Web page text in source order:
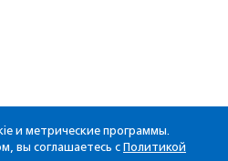
и метрические программы.
вы соглашаетесь с Политикой